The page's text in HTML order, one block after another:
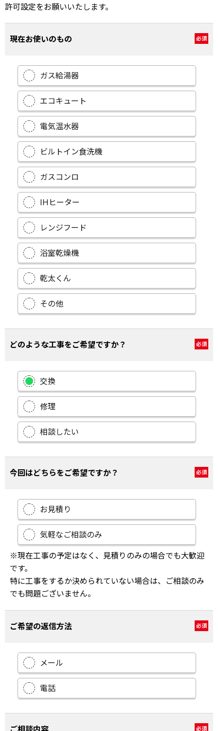
許可設定をお願いいたします。
現在お使いのもの 必須
ガス給湯器
エコキュート
電気温水器
ビルトイン食洗機
ガスコンロ
IHヒーター
レンジフード
浴室乾燥機
乾太くん
その他
どのような工事をご希望ですか？ 必須
交換
修理
相談したい
今回はどちらをご希望ですか？ 必須
お見積り
気軽なご相談のみ
※現在工事の予定はなく、見積りのみの場合でも大歓迎
です。
特に工事をするか決められていない場合は、ご相談のみ
でも問題ございません。
ご希望の返信方法 必須
メール
電話
必須